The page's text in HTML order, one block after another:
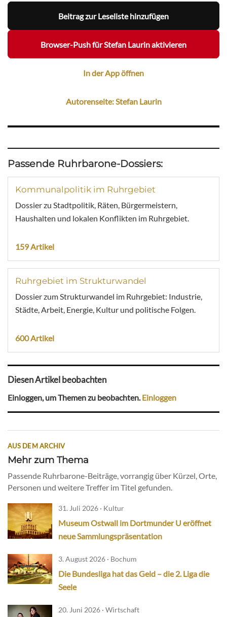
Beitrag zur Leseliste hinzufügen
Browser-Push für Stefan Laurin aktivieren
In der App öffnen
Autorenseite: Stefan Laurin
Passende Ruhrbarone-Dossiers:
Kommunalpolitik im Ruhrgebiet
Dossier zu Stadtpolitik, Räten, Bürgermeistern,
Haushalten und lokalen Konflikten im Ruhrgebiet.
159 Artikel
Ruhrgebiet im Strukturwandel
Dossier zum Strukturwandel im Ruhrgebiet: Industrie,
Städte, Arbeit, Energie, Kultur und politische Folgen.
600 Artikel
Diesen Artikel beobachten
Einloggen, um Themen zu beobachten.Einloggen
AUS DEM ARCHIV
Mehr zum Thema
Passende Ruhrbarone-Beiträge, vorrangig über Kürzel, Orte,
Personen und weitere Treffer im Titel gefunden.
31. Juli 2026 · Kultur
Museum Ostwall im Dortmunder U eröffnet
neue Sammlungspräsentation
3. August 2026 · Bochum
Die Bundesliga hat das Geld – die 2. Liga die
Seele
20. Juni 2026 · Wirtschaft